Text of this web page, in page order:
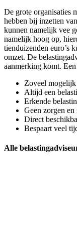
De grote organisaties
hebben bij inzetten
kunnen namelijk vee
namelijk hoog op,
tienduizenden euro’s
omzet. De
aanmerking komt.
Zoveel
Altijd een
Erkende
Geen zorgen en
Direct
Bespaart veel
Alle